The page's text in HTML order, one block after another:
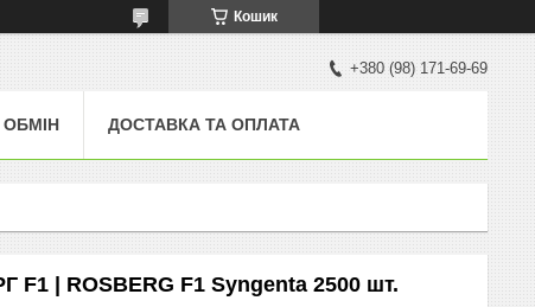
Кошик
+380 (98) 171-69-69
ДОСТАВКА ТА ОПЛАТА
F1 | ROSBERG F1 Syngenta 2500 шт.